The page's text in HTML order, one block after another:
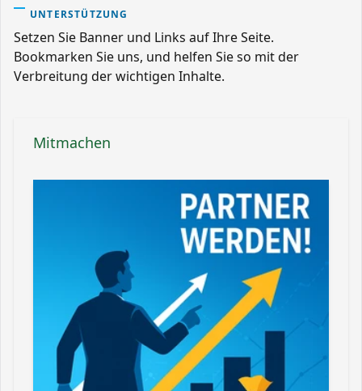
UNTERSTÜTZUNG
Setzen Sie Banner und Links auf Ihre Seite.
Bookmarken Sie uns, und helfen Sie so mit der
Verbreitung der wichtigen Inhalte.
Mitmachen